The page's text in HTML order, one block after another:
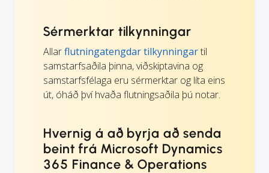
Sérmerktar tilkynningar
Allarflutningatengdar tilkynningartil
samstarfsaðila þinna, viðskiptavina og
samstarfsfélaga eru sérmerktar og líta eins
út, óháð því hvaða flutningsaðila þú notar.
Hvernig á að byrja að senda
beint frá Microsoft Dynamics
365 Finance & Operations